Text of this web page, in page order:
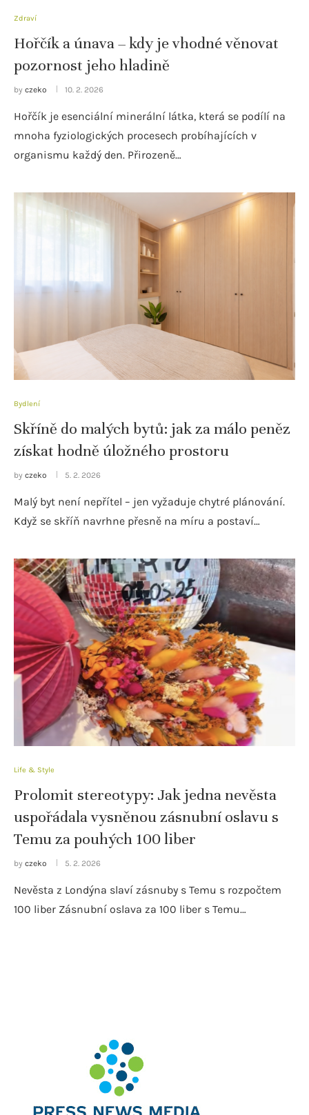
Zdraví
Hořčík a únava – kdy je vhodné věnovat
pozornost jeho hladině
by czeko 10. 2. 2026
Hořčík je esenciální minerální látka, která se podílí na
mnoha fyziologických procesech probíhajících v
organismu každý den. Přirozeně…
Bydlení
Skříně do malých bytů: jak za málo peněz
získat hodně úložného prostoru
by czeko 5. 2. 2026
Malý byt není nepřítel – jen vyžaduje chytré plánování.
Když se skříň navrhne přesně na míru a postaví…
Life & Style
Prolomit stereotypy: Jak jedna nevěsta
uspořádala vysněnou zásnubní oslavu s
Temu za pouhých 100 liber
by czeko 5. 2. 2026
Nevěsta z Londýna slaví zásnuby s Temu s rozpočtem
100 liber Zásnubní oslava za 100 liber s Temu…